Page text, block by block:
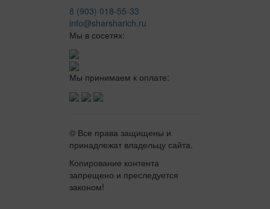
8 (903) 018-55-33
info@sharsharich.ru
Мы в сосетях:
Мы принимаем к оплате:
© Все права защищены и
принадлежат владельцу сайта.
Копирование контента
запрещено и преследуется
законом!